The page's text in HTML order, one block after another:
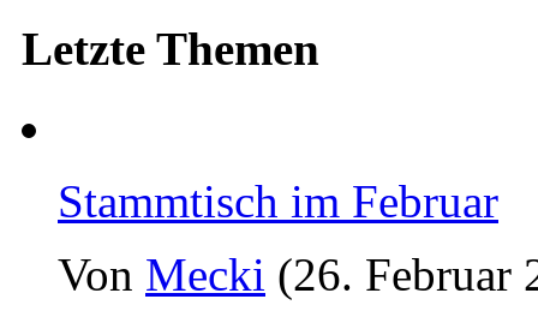
Letzte Themen
Stammtisch im Februar
Von Mecki (26. Februar